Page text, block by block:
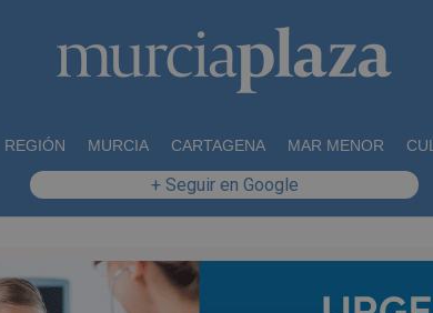
REGIÓN MURCIA CARTAGENA MAR MENOR
+ Seguir en Google